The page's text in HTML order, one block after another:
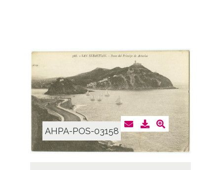
AHPA-POS-03158